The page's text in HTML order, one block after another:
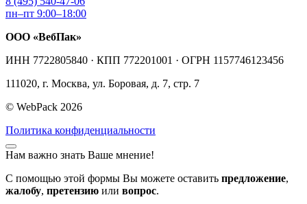
пн–пт 9:00–18:00
ООО «ВебПак»
ИНН 7722805840 · КПП 772201001 · ОГРН 1157746123456
111020, г. Москва, ул. Боровая, д. 7, стр. 7
© WebPack 2026
Политика конфиденциальности
Нам важно знать Ваше мнение!
С помощью этой формы Вы можете оставить предложение,
жалобу, претензию или вопрос.